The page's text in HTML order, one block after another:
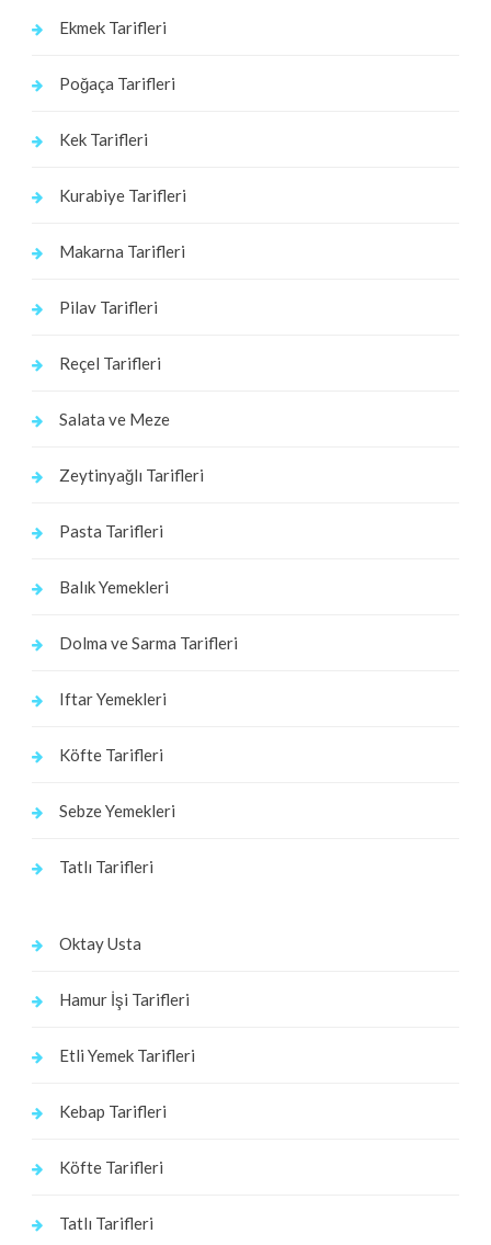
Ekmek Tarifleri
Poğaça Tarifleri
Kek Tarifleri
Kurabiye Tarifleri
Makarna Tarifleri
Pilav Tarifleri
Reçel Tarifleri
Salata ve Meze
Zeytinyağlı Tarifleri
Pasta Tarifleri
Balık Yemekleri
Dolma ve Sarma Tarifleri
Iftar Yemekleri
Köfte Tarifleri
Sebze Yemekleri
Tatlı Tarifleri
Oktay Usta
Hamur İşi Tarifleri
Etli Yemek Tarifleri
Kebap Tarifleri
Köfte Tarifleri
Tatlı Tarifleri